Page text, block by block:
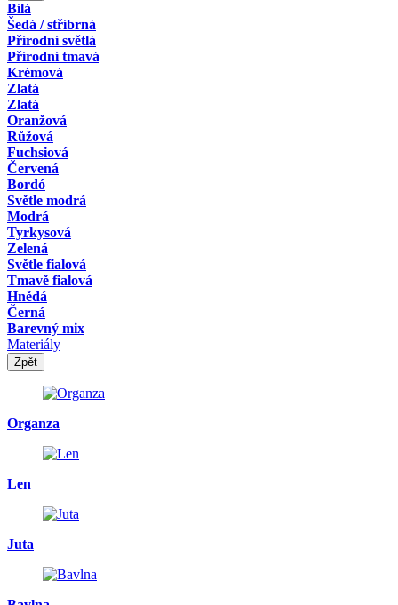
Bílá
Šedá / stříbrná
Přírodní světlá
Přírodní tmavá
Krémová
Zlatá
Zlatá
Oranžová
Růžová
Fuchsiová
Červená
Bordó
Světle modrá
Modrá
Tyrkysová
Zelená
Světle fialová
Tmavě fialová
Hnědá
Černá
Barevný mix
Materiály
Zpět
Organza
Len
Juta